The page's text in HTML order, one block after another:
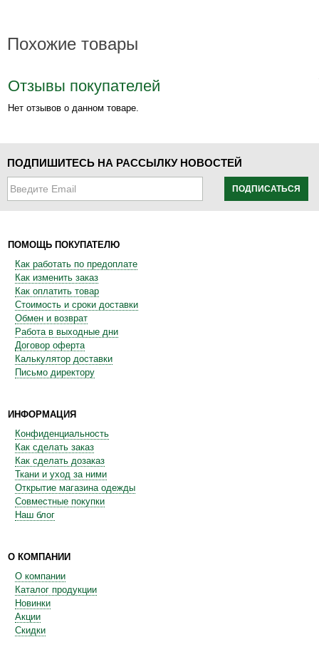
Похожие товары
Отзывы покупателей
Нет отзывов о данном товаре.
ПОДПИШИТЕСЬ НА РАССЫЛКУ НОВОСТЕЙ
ПОДПИСАТЬСЯ
ПОМОЩЬ ПОКУПАТЕЛЮ
Как работать по предоплате
Как изменить заказ
Как оплатить товар
Стоимость и сроки доставки
Обмен и возврат
Работа в выходные дни
Договор оферта
Калькулятор доставки
Письмо директору
ИНФОРМАЦИЯ
Конфиденциальность
Как сделать заказ
Как сделать дозаказ
Ткани и уход за ними
Открытие магазина одежды
Совместные покупки
Наш блог
О КОМПАНИИ
О компании
Каталог продукции
Новинки
Акции
Скидки